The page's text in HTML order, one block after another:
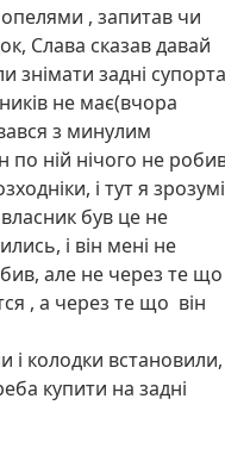
, запитав чи
Слава сказав давай
знімати задні супорта
не має(вчора
з минулим
по ній нічого не
і тут я
був це не
і він мені не
але не через те що
, а через те що він
і колодки встановили,
купити на задні